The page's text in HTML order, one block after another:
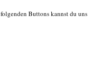
Buttons kannst du uns